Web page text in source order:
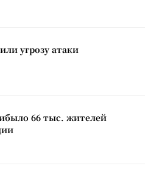
угрозу атаки
66 тыс. жителей